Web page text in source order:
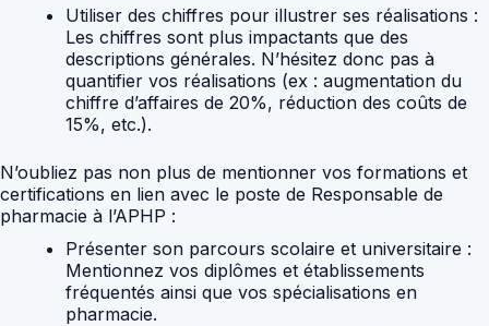
Utiliser des chiffres pour illustrer ses réalisations :
Les chiffres sont plus impactants que des
descriptions générales. N’hésitez donc pas à
quantifier vos réalisations (ex : augmentation du
chiffre d’affaires de 20%, réduction des coûts de
15%, etc.).
N’oubliez pas non plus de mentionner vos formations et
certifications en lien avec le poste de Responsable de
pharmacie à l’APHP :
Présenter son parcours scolaire et universitaire :
Mentionnez vos diplômes et établissements
fréquentés ainsi que vos spécialisations en
pharmacie.